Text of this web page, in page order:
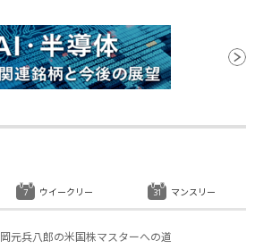
岡元兵八郎の米国株マスターへの道
ウイークリー マンスリー